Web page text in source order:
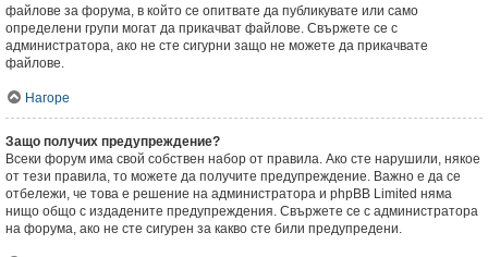
файлове за форума, в който се опитвате да публикувате или само
определени групи могат да прикачват файлове. Свържете се с
администратора, ако не сте сигурни защо не можете да прикачвате
файлове.
Нагоре
Защо получих предупреждение?
Всеки форум има свой собствен набор от правила. Ако сте нарушили, някое
от тези правила, то можете да получите предупреждение. Важно е да се
отбележи, че това е решение на администратора и phpBB Limited няма
нищо общо с издадените предупреждения. Свържете се с администратора
на форума, ако не сте сигурен за какво сте били предупредени.